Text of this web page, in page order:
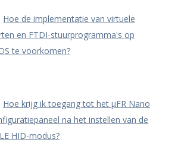
Hoe de implementatie van virtuele
en FTDI-stuurprogramma's op
te voorkomen?
Hoe krijg ik toegang tot het μFR Nano
na het instellen van de
HID-modus?